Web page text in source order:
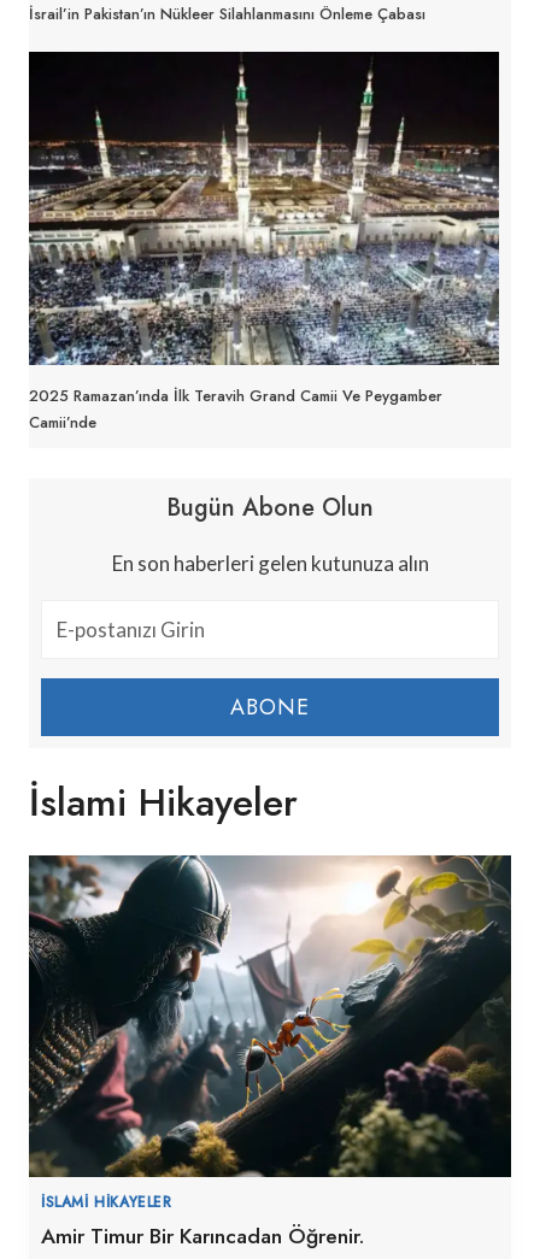
İsrail’in Pakistan’ın Nükleer Silahlanmasını Önleme Çabası
2025 Ramazan’ında İlk Teravih Grand Camii Ve Peygamber
Camii’nde
Bugün Abone Olun
En son haberleri gelen kutunuza alın
ABONE
İslami Hikayeler
İSLAMI HIKAYELER
Amir Timur Bir Karıncadan Öğrenir.